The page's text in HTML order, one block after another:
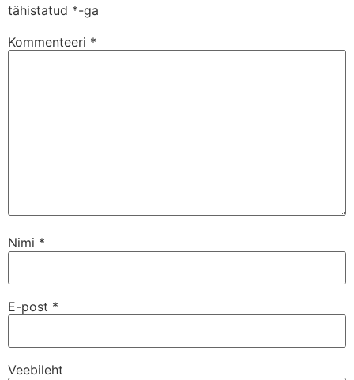
tähistatud *-ga
Kommenteeri *
Nimi *
E-post *
Veebileht